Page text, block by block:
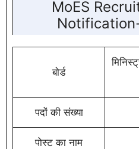
MoES
बोर्ड
पदों की संख्या
पोस्ट का नाम